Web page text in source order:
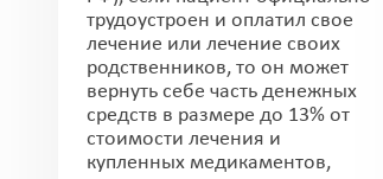
трудоустроен и оплатил свое
лечение или лечение своих
родственников, то он может
вернуть себе часть денежных
средств в размере до 13% от
стоимости лечения и
купленных медикаментов,